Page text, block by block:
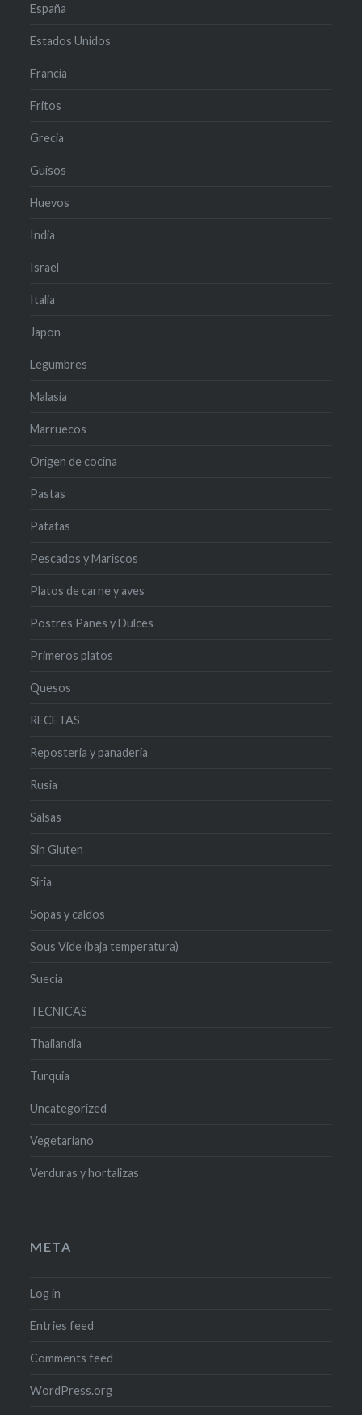
España
Estados Unidos
Francia
Fritos
Grecia
Guisos
Huevos
India
Israel
Italia
Japon
Legumbres
Malasia
Marruecos
Origen de cocina
Pastas
Patatas
Pescados y Mariscos
Platos de carne y aves
Postres Panes y Dulces
Primeros platos
Quesos
RECETAS
Reposteria y panadería
Rusia
Salsas
Sin Gluten
Siria
Sopas y caldos
Sous Vide (baja temperatura)
Suecia
TECNICAS
Thailandia
Turquia
Uncategorized
Vegetariano
Verduras y hortalizas
META
Log in
Entries feed
Comments feed
WordPress.org